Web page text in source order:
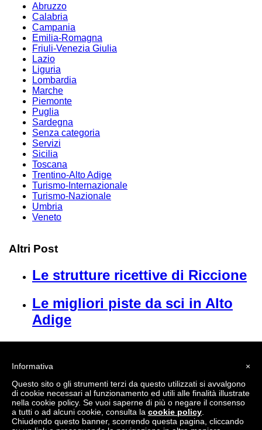
Abruzzo
Calabria
Campania
Emilia-Romagna
Friuli-Venezia Giulia
Lazio
Liguria
Lombardia
Marche
Piemonte
Puglia
Sardegna
Senza categoria
Servizi
Sicilia
Toscana
Trentino-Alto Adige
Turismo-Internazionale
Turismo-Nazionale
Umbria
Veneto
Altri Post
Le strutture ricettive di Riccione
Le migliori piste da sci in Alto
Adige
Mare e Bellaria Igea Marina
Privacy e Cookie
Privacy Policy |Cookie Policy
×
Informativa
Questo sito o gli strumenti terzi da questo utilizzati si avvalgono
di cookie necessari al funzionamento ed utili alle finalità illustrate
nella cookie policy. Se vuoi saperne di più o negare il consenso
a tutti o ad alcuni cookie, consulta la cookie policy
Chiudendo questo banner, scorrendo questa pagina, cliccando